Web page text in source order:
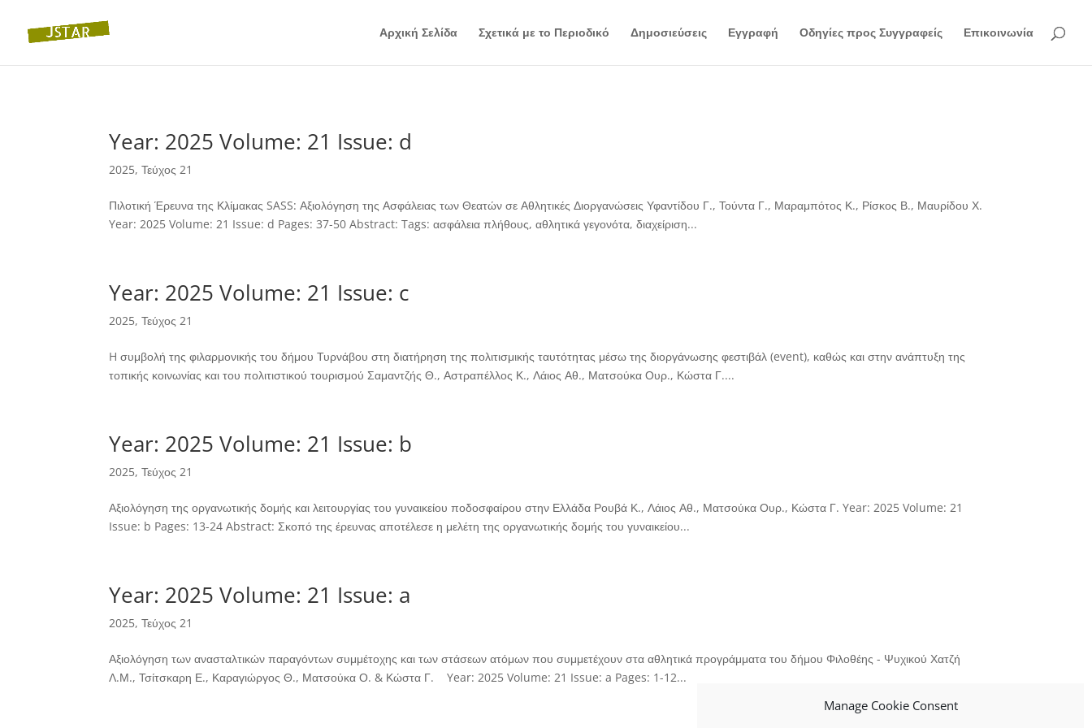
Manage Cookie Consent
Αρχική Σελίδα Σχετικά με το Περιοδικό Δημοσιεύσεις Εγγραφή Οδηγίες προς Συγγραφείς Επικοινωνία
Year: 2025 Volume: 21 Issue: d
2025,Τεύχος 21
Πιλοτική Έρευνα της Κλίμακας SASS: Αξιολόγηση της Ασφάλειας των Θεατών σε Αθλητικές Διοργανώσεις Υφαντίδου Γ., Τούντα Γ., Μαραμπότος Κ., Ρίσκος Β., Μαυρίδου Χ.
Year: 2025 Volume: 21 Issue: d Pages: 37-50 Abstract: Tags: ασφάλεια πλήθους, αθλητικά γεγονότα, διαχείριση...
Year: 2025 Volume: 21 Issue: c
2025,Τεύχος 21
H συμβολή της φιλαρμονικής του δήμου Τυρνάβου στη διατήρηση της πολιτισμικής ταυτότητας μέσω της διοργάνωσης φεστιβάλ (event), καθώς και στην ανάπτυξη της
τοπικής κοινωνίας και του πολιτιστικού τουρισμού Σαμαντζής Θ., Αστραπέλλος Κ., Λάιος Αθ., Ματσούκα Ουρ., Κώστα Γ....
Year: 2025 Volume: 21 Issue: b
2025,Τεύχος 21
Αξιολόγηση της οργανωτικής δομής και λειτουργίας του γυναικείου ποδοσφαίρου στην Ελλάδα Ρουβά Κ., Λάιος Αθ., Ματσούκα Ουρ., Κώστα Γ. Year: 2025 Volume: 21
Issue: b Pages: 13-24 Abstract: Σκοπό της έρευνας αποτέλεσε η μελέτη της οργανωτικής δομής του γυναικείου...
Year: 2025 Volume: 21 Issue: a
2025,Τεύχος 21
Αξιολόγηση των ανασταλτικών παραγόντων συμμέτοχης και των στάσεων ατόμων που συμμετέχουν στα αθλητικά προγράμματα του δήμου Φιλοθέης - Ψυχικού Χατζή
Λ.Μ., Τσίτσκαρη Ε., Καραγιώργος Θ., Ματσούκα Ο. & Κώστα Γ. Year: 2025 Volume: 21 Issue: a Pages: 1-12...